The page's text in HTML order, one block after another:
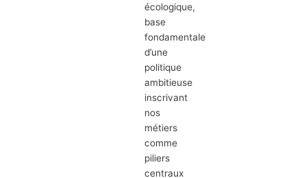
écologique,
base
fondamentale
d’une
politique
ambitieuse
inscrivant
nos
métiers
comme
piliers
centraux